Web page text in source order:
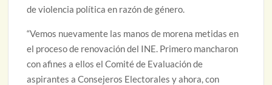
de violencia política en razón de género.
“Vemos nuevamente las manos de morena metidas en
el proceso de renovación del INE. Primero mancharon
con afines a ellos el Comité de Evaluación de
aspirantes a Consejeros Electorales y ahora, con